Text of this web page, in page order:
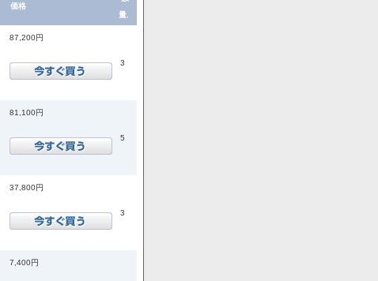
価格
量.
87,200円
3
81,100円
5
37,800円
3
7,400円